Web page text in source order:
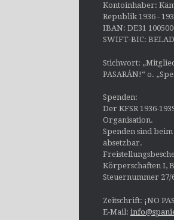
Kontoinhaber:
Republik 1936 -
IBAN: DE31
SWIFT-BIC:
Stichwort:
PASARÁN!“ o.
Spenden:
Der KFSR 1936-
Organisation.
Spenden sind
absetzbar.
Körperschaften I,
Steuernummer 27/
Zeitschrift: ¡NO
E-Mail: